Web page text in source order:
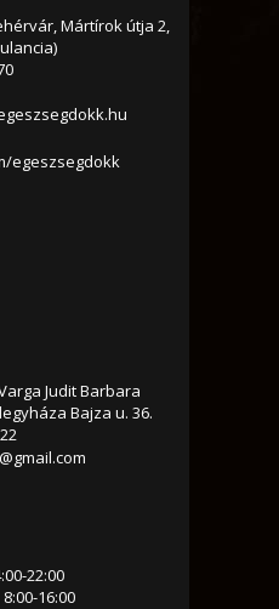
Mártírok útja 2,
egeszsegdokk
Judit Barbara
Bajza u. 36.
22:00
16:00